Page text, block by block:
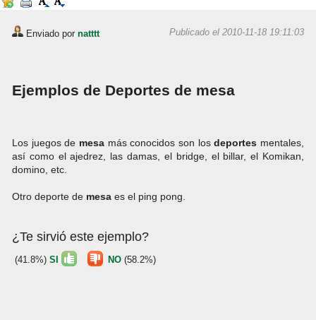
Enviado por natttt Publicado el 2010-11-18 19:11:03
Ejemplos de Deportes de mesa
Los juegos de mesa más conocidos son losdeportes mentales,
así como el ajedrez, las damas, el bridge, el billar, el Komikan,
domino, etc.
Otro deporte de mesa es el ping pong.
¿Te sirvió este ejemplo?
(41.8%) SI NO (58.2%)